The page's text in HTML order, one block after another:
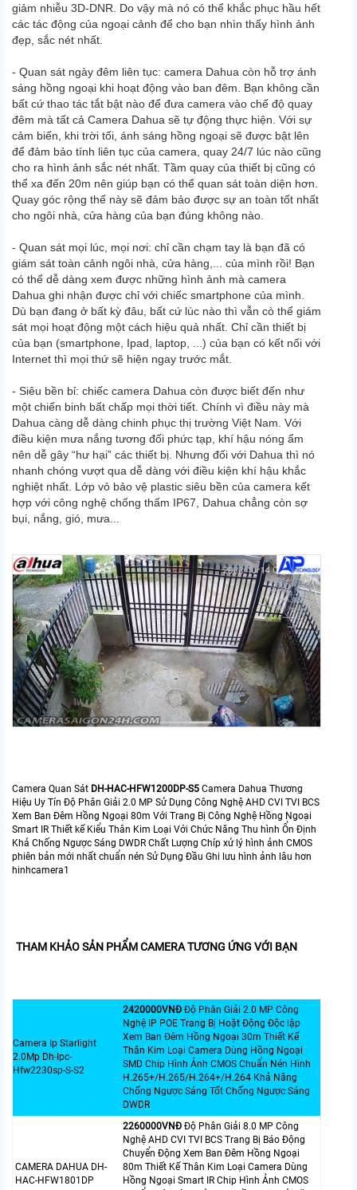
giảm nhiễu 3D-DNR. Do vậy mà nó có thể khắc phục hầu hết
các tác động của ngoại cảnh để cho bạn nhìn thấy hình ảnh
đẹp, sắc nét nhất.
- Quan sát ngày đêm liên tục: camera Dahua còn hỗ trợ ánh
sáng hồng ngoại khi hoạt động vào ban đêm. Bạn không cần
bất cứ thao tác tắt bật nào để đưa camera vào chế độ quay
đêm mà tất cả Camera Dahua sẽ tự động thực hiện. Với sự
cảm biến, khi trời tối, ánh sáng hồng ngoại sẽ được bật lên
để đảm bảo tính liên tục của camera, quay 24/7 lúc nào cũng
cho ra hình ảnh sắc nét nhất. Tầm quay của thiết bị cũng có
thể xa đến 20m nên giúp bạn có thể quan sát toàn diện hơn.
Quay góc rộng thế này sẽ đảm bảo được sự an toàn tốt nhất
cho ngôi nhà, cửa hàng của bạn đúng không nào.
- Quan sát mọi lúc, mọi nơi: chỉ cần chạm tay là bạn đã có
giám sát toàn cảnh ngôi nhà, cửa hàng,... của mình rồi! Bạn
có thể dễ dàng xem được những hình ảnh mà camera
Dahua ghi nhận được chỉ với chiếc smartphone của mình.
Dù bạn đang ở bất kỳ đâu, bất cứ lúc nào thì vẫn cò thể giám
sát mọi hoạt động một cách hiệu quả nhất. Chỉ cần thiết bị
của bạn (smartphone, Ipad, laptop, ...) của bạn có kết nối với
Internet thì mọi thứ sẽ hiện ngay trước mắt.
- Siêu bền bỉ: chiếc camera Dahua còn được biết đến như
một chiến binh bất chấp mọi thời tiết. Chính vì điều này mà
Dahua càng dễ dàng chinh phục thị trường Việt Nam. Với
điều kiện mưa nắng tương đối phức tạp, khí hậu nóng ẩm
nên dễ gây “hư hại” các thiết bị. Nhưng đối với Dahua thì nó
nhanh chóng vượt qua dễ dàng với điều kiện khí hậu khắc
nghiệt nhất. Lớp vỏ bảo vệ plastic siêu bền của camera kết
hợp với công nghệ chống thấm IP67, Dahua chẳng còn sợ
bụi, nắng, gió, mưa...
Camera Quan Sát DH-HAC-HFW1200DP-S5 Camera Dahua Thương
Hiệu Uy Tín Độ Phân Giải 2.0 MP Sử Dụng Công Nghệ AHD CVI TVI BCS
Xem Ban Đêm Hồng Ngoại 80m Với Trang Bị Công Nghệ Hồng Ngoại
Smart IR Thiết kế Kiểu Thân Kim Loại Với Chức Năng Thu hình Ổn Định
Khả Chống Ngược Sáng DWDR Chất Lượng Chíp xử lý hình ảnh CMOS
phiên bản mới nhất chuẩn nén Sử Dụng Đầu Ghi lưu hình ảnh lâu hơn
hinhcamera1
THAM KHẢO SẢN PHẨM CAMERA TƯƠNG ỨNG VỚI BẠN
Camera Ip Starlight
2.0Mp Dh-Ipc-
Hfw2230sp-S-S2
2420000VNÐ Độ Phân Giải 2.0 MP Công
Nghệ IP POE Trang Bị Hoặt Động Độc lập
Xem Ban Đêm Hồng Ngoại 30m Thiết Kế
Thân Kim Loại Camera Dùng Hồng Ngoại
SMD Chip Hình Ảnh CMOS Chuẩn Nén Hình
H.265+/H.265/H.264+/H.264 Khả Năng
Chống Ngược Sáng Tốt Chống Ngược Sáng
DWDR
CAMERA DAHUA DH-
HAC-HFW1801DP
2260000VNÐ Độ Phân Giải 8.0 MP Công
Nghệ AHD CVI TVI BCS Trang Bị Báo Động
Chuyển Động Xem Ban Đêm Hồng Ngoại
80m Thiết Kế Thân Kim Loại Camera Dùng
Hồng Ngoại Smart IR Chip Hình Ảnh CMOS